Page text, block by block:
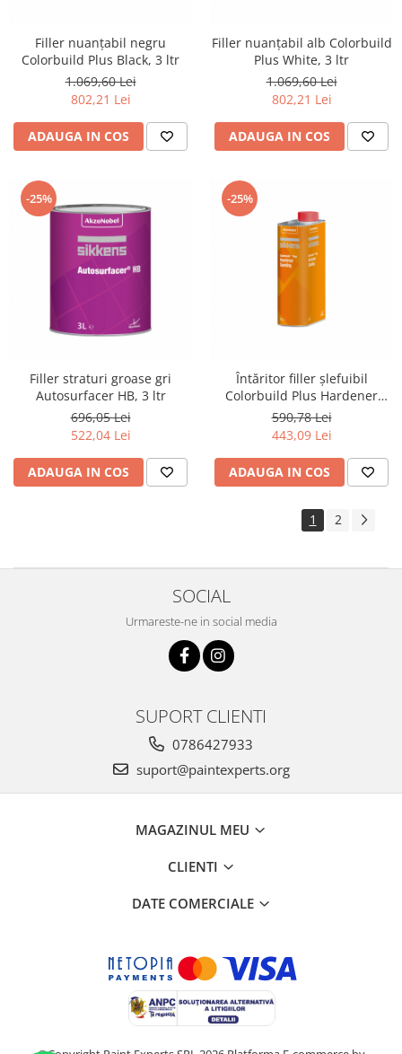
Filler nuanțabil negru
Colorbuild Plus Black, 3 ltr
1.069,60 Lei
802,21 Lei
ADAUGA IN COS
Filler nuanțabil alb Colorbuild
Plus White, 3 ltr
1.069,60 Lei
802,21 Lei
ADAUGA IN COS
-25%
Filler straturi groase gri
Autosurfacer HB, 3 ltr
696,05 Lei
522,04 Lei
ADAUGA IN COS
-25%
Întăritor filler șlefuibil
Colorbuild Plus Hardener
Sanding, 1 ltr
590,78 Lei
443,09 Lei
ADAUGA IN COS
1 2
SOCIAL
Urmareste-ne in social media
SUPORT CLIENTI
0786427933
suport@paintexperts.org
MAGAZINUL MEU
CLIENTI
DATE COMERCIALE